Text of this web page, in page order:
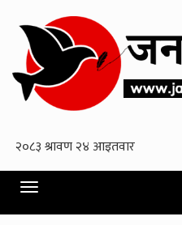
Toggle
navigation